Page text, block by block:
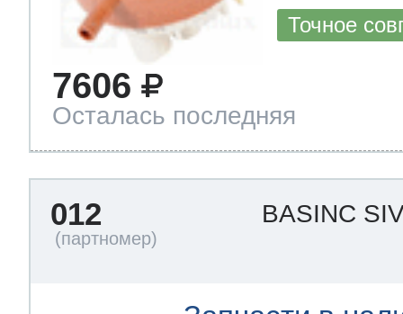
Точное
7606
Осталась последняя
012 BASINC